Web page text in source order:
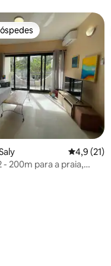
5, 30 avaliações
4,9 de
4,9 (21)
- 200m para a praia,